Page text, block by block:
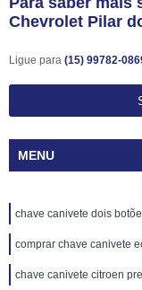
Chevrolet Pilar
Ligue para (15) 99782-
MENU
chave canivete dois
comprar chave canivete
chave canivete citroen